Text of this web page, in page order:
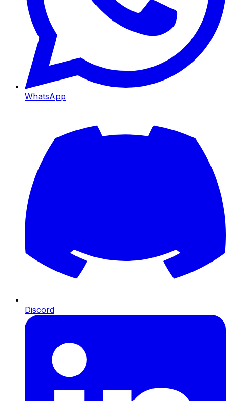
WhatsApp
Discord